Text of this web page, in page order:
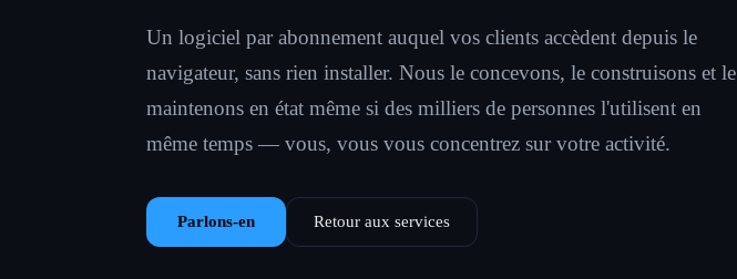
Un logiciel par abonnement auquel vos clients accèdent depuis le
navigateur, sans rien installer. Nous le concevons, le construisons et le
maintenons en état même si des milliers de personnes l'utilisent en
même temps — vous, vous vous concentrez sur votre activité.
Parlons-en Retour aux services